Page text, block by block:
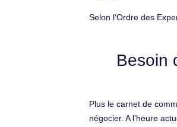
Selon l'Ordre des
Besoin
Plus le carnet de
négocier. A l’heure